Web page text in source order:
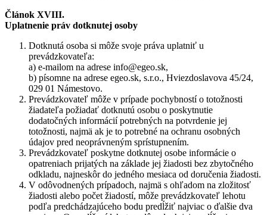
Článok XVIII.
Uplatnenie práv dotknutej osoby
Dotknutá osoba si môže svoje práva uplatniť u
prevádzkovateľa:
a) e-mailom na adrese info@egeo.sk,
b) písomne na adrese egeo.sk, s.r.o., Hviezdoslavova 45/24,
029 01 Námestovo.
Prevádzkovateľ môže v prípade pochybností o totožnosti
žiadateľa požiadať dotknutú osobu o poskytnutie
dodatočných informácií potrebných na potvrdenie jej
totožnosti, najmä ak je to potrebné na ochranu osobných
údajov pred neoprávneným sprístupnením.
Prevádzkovateľ poskytne dotknutej osobe informácie o
opatreniach prijatých na základe jej žiadosti bez zbytočného
odkladu, najneskôr do jedného mesiaca od doručenia žiadosti.
V odôvodnených prípadoch, najmä s ohľadom na zložitosť
žiadosti alebo počet žiadostí, môže prevádzkovateľ lehotu
podľa predchádzajúceho bodu predĺžiť najviac o ďalšie dva